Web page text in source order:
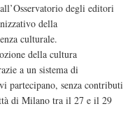
Osservatorio degli editori
della
culturale.
della cultura​
a un sistema di
partecipano, senza contributi
di Milano tra il 27 e il 29